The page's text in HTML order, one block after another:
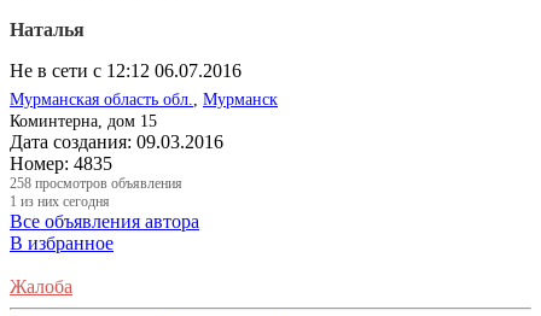
Наталья
Не в сети с 12:12 06.07.2016
Мурманская область обл.
Мурманск
Коминтерна, дом 15
Дата создания: 09.03.2016
Номер: 4835
258 просмотров объявления
1 из них сегодня
Все объявления автора
В избранное
Жалоба